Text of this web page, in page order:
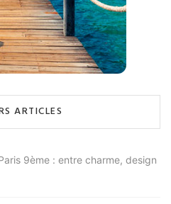
ARTICLES
9ème : entre charme, design